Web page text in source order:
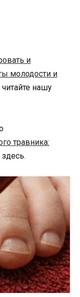
и
молодости и
читайте нашу
травника: